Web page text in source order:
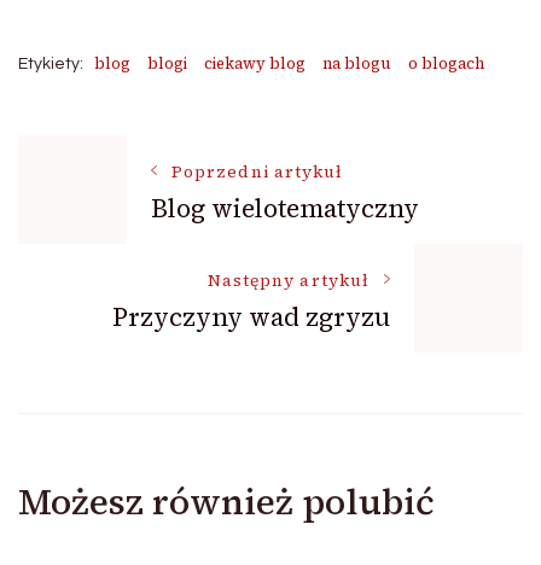
Etykiety: blog blogi ciekawy blog na blogu o blogach
NawigacjaPoprzedni artykuł
Blog wielotematyczny
Następny artykuł
Przyczyny wad zgryzu
Możesz również polubić